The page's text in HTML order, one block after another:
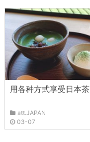
用各种方式享受日本茶
att.JAPAN
03-07